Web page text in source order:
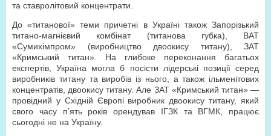
та ставролітовий концентрати.
До «титанової» теми причетні в Україні також Запорізький
титано-магнієвий комбінат (титанова губка), ВАТ
«Сумихімпром» (виробництво двоокису титану), ЗАТ
«Кримський титан». На глибоке переконання багатьох
експертів, Україна могла б посісти лідерські позиції серед
виробників титану та виробів із нього, а також ільменітових
концентратів, двоокису титану. Але ЗАТ «Кримський титан» —
провідний у Східній Європі виробник двоокису титану, який
свого часу п’ять років орендував ІГЗК та ВГМК, працює
сьогодні не на Україну.